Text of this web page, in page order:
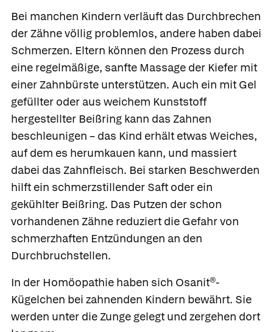
Bei manchen Kindern verläuft das Durchbrechen
der Zähne völlig problemlos, andere haben dabei
Schmerzen. Eltern können den Prozess durch
eine regelmäßige, sanfte Massage der Kiefer mit
einer Zahnbürste unterstützen. Auch ein mit Gel
gefüllter oder aus weichem Kunststoff
hergestellter Beißring kann das Zahnen
beschleunigen – das Kind erhält etwas Weiches,
auf dem es herumkauen kann, und massiert
dabei das Zahnfleisch. Bei starken Beschwerden
hilft ein schmerzstillender Saft oder ein
gekühlter Beißring. Das Putzen der schon
vorhandenen Zähne reduziert die Gefahr von
schmerzhaften Entzündungen an den
Durchbruchstellen.
In der Homöopathie haben sich Osanit®-
Kügelchen bei zahnenden Kindern bewährt. Sie
werden unter die Zunge gelegt und zergehen dort